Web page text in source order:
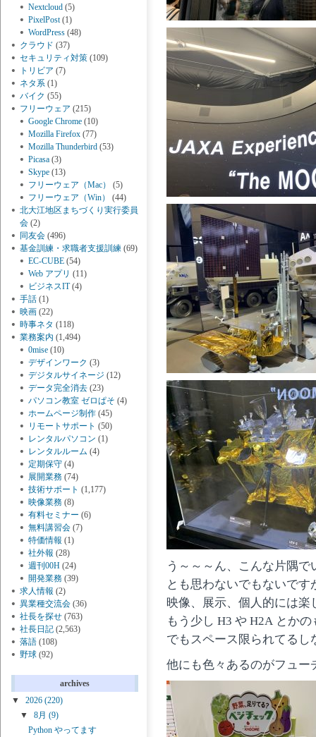
Nextcloud (5)
PixelPost(1)
WordPress (48)
クラウド (37)
セキュリティ対策 (109)
トリビア (7)
ネタ系 (1)
バイク (55)
フリーウェア (215)
Google Chrome (10)
Mozilla Firefox (77)
Mozilla Thunderbird (53)
Picasa (3)
Skype (13)
フリーウェア（Mac）
(5)
フリーウェア（Win）
(44)
北大江地区まちづくり実行委員
会 (2)
同友会 (496)
基金訓練・求職者支援訓練 (69)
EC-CUBE (54)
Web アプリ (11)
ビジネスIT(4)
手話 (1)
映画 (22)
時事ネタ (118)
業務案内 (1,494)
0mise (10)
デザインワーク (3)
デジタルサイネージ (12)
データ完全消去 (23)
パソコン教室 ゼロぱそ (4)
ホームページ制作 (45)
リモートサポート (50)
レンタルパソコン (1)
レンタルルーム (4)
定期保守 (4)
展開業務 (74)
技術サポート (1,177)
映像業務 (8)
有料セミナー (6)
無料講習会 (7)
特価情報 (1)
社外報 (28)
週刊00H (24)
開発業務 (39)
求人情報 (2)
異業種交流会 (36)
社長を探せ (763)
社長日記 (2,563)
落語 (108)
野球 (92)
archives
▼
2026 (220)
▼
8月 (9)
Python やってます
う～～～ん、こんな片隅で
とも思わないでもないです
映像、展示、個人的には楽
もう少し H3 や H2A とか
でもスペース限られてる
他にも色々あるのがフュー